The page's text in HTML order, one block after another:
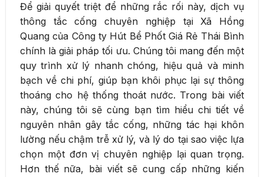
Để giải quyết triệt để những rắc rối này, dịch vụ
thông tắc cống chuyên nghiệp tại Xã Hồng
Quang của Công ty Hút Bể Phốt Giá Rẻ Thái Bình
chính là giải pháp tối ưu. Chúng tôi mang đến một
quy trình xử lý nhanh chóng, hiệu quả và minh
bạch về chi phí, giúp bạn khôi phục lại sự thông
thoáng cho hệ thống thoát nước. Trong bài viết
này, chúng tôi sẽ cùng bạn tìm hiểu chi tiết về
nguyên nhân gây tắc cống, những tác hại khôn
lường nếu chậm trễ xử lý, và lý do tại sao việc lựa
chọn một đơn vị chuyên nghiệp lại quan trọng.
Hơn thế nữa, bài viết sẽ cung cấp những kiến